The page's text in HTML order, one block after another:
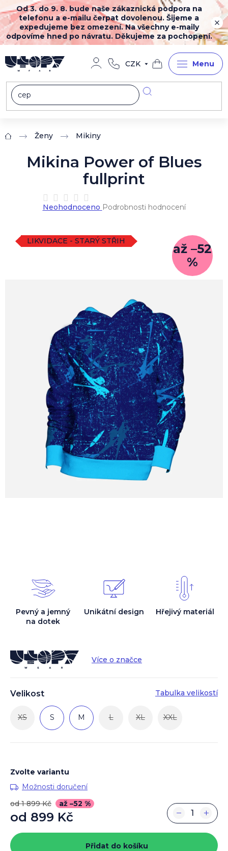
Přejít
na
obsah
Od 3. do 9. 8. bude naše zákaznická podpora na
telefonu a e-mailu čerpat dovolenou. Šijeme a
expedujeme bez omezení. Na všechny e-maily
odpovíme hned po návratu. Děkujeme za pochopení.
CZK
Nákupní
košík
Domů Ženy Mikiny
Mikina Power of Blues
fullprint
Průměrné
hodnocení
0,0
Neohodnoceno Podrobnosti hodnocení
až –52
%
LIKVIDACE - STARÝ STŘIH
Velikost Tabulka velikostí
XS S M L XL XXL
Více o značce
Pevný a jemný
na dotek
Unikátní design Hřejivý materiál
Zvolte variantu
Možnosti doručení
od 1 899 Kč
až –52 %
od 899 Kč
cena:
+
−
Přidat do košíku